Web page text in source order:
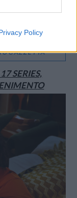
Policy
SERIES,